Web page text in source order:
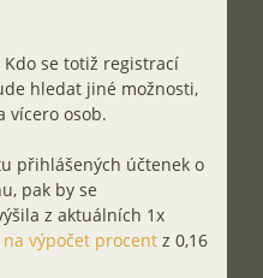
se totiž registrací
hledat jiné možnosti,
vícero osob.
přihlášených účtenek o
pak by se
z aktuálních 1x
výpočet procentz 0,16